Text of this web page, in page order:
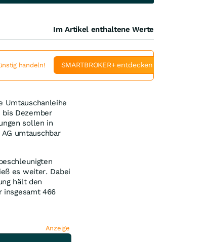
Umtauschanleihe
Dezember
sollen in
umtauschbar
es weiter. Dabei
hält den
insgesamt 466
Anzeige
Im Artikel enthaltene Werte
handeln! SMARTBROKER+ entdecken